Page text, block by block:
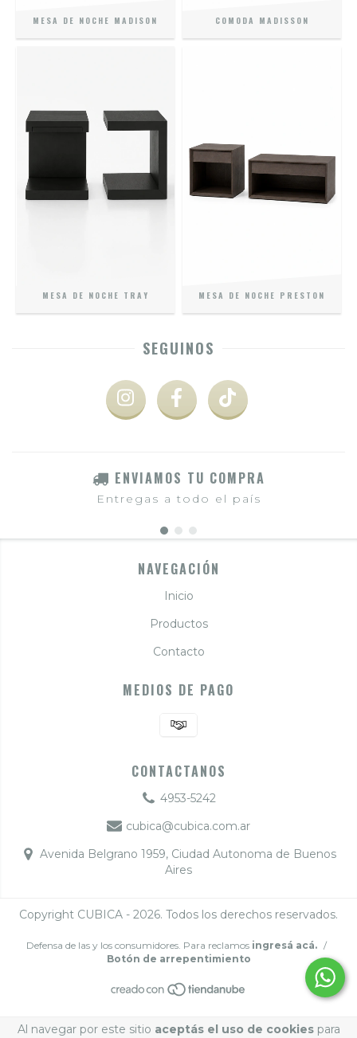
Al navegar por este sitio aceptás el uso de cookiespara
MESA DE NOCHE MADISON COMODA MADISSON
MESA DE NOCHE TRAY MESA DE NOCHE PRESTON
SEGUINOS
ENVIAMOS TU COMPRA
Entregas a todo el país
NAVEGACIÓN
Inicio
Productos
Contacto
MEDIOS DE PAGO
CONTACTANOS
4953-5242
cubica@cubica.com.ar
Avenida Belgrano 1959, Ciudad Autonoma de Buenos
Aires
Copyright CUBICA - 2026. Todos los derechos reservados.
Defensa de las y los consumidores. Para reclamos ingresá acá. /
Botón de arrepentimiento